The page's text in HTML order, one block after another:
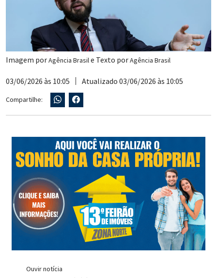
Imagem porAgência Brasile Texto porAgência Brasil
03/06/2026 às 10:05 Atualizado 03/06/2026 às 10:05
Compartilhe:
Ouvir notícia